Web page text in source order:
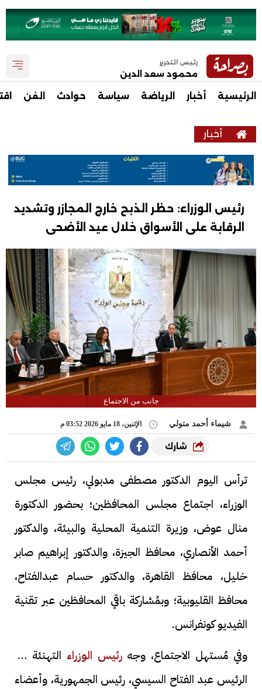
رئيس التحرير
محمود سعد الدين
الرئيسية أخبار الرياضة سياسة حوادث الفن
أخبار
رئيس الوزراء: حظر الذبح خارج المجازر وتشديد
الرقابة على الأسواق خلال عيد الأضحى
جانب من الاجتماع
شيماء أحمد متولي الإثنين، 18 مايو 2026 03:52 م
شارك
ترأس اليوم الدكتور مصطفى مدبولي، رئيس مجلس
الوزراء، اجتماع مجلس المحافظين؛ بحضور الدكتورة
منال عوض، وزيرة التنمية المحلية والبيئة، والدكتور
أحمد الأنصاري، محافظ الجيزة، والدكتور إبراهيم صابر
خليل، محافظ القاهرة، والدكتور حسام عبدالفتاح،
محافظ القليوبية؛ وبمُشاركة باقي المحافظين عبر تقنية
الفيديو كونفرانس.
وفي مُستهل الاجتماع، وجهرئيس الوزراء التهنئة إلى
الرئيس عبد الفتاح السيسي، رئيس الجمهورية، وأعضاء